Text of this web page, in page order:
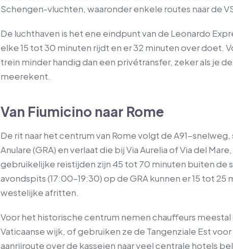
Schengen-vluchten, waaronder enkele routes naar de
De luchthaven is het ene eindpunt van de Leonardo
elke 15 tot 30 minuten rijdt en er 32 minuten over doet.
trein minder handig dan een privétransfer, zeker als je
meerekent.
Van Fiumicino naar Rome
De rit naar het centrum van Rome volgt de A91-
Anulare (GRA) en verlaat die bij Via Aurelia of Via del
gebruikelijke reistijden zijn 45 tot 70 minuten buiten de
avondspits (17:00–19:30) op de GRA kunnen er 15 tot
westelijke afritten.
Voor het historische centrum nemen chauffeurs meestal
Vaticaanse wijk, of gebruiken ze de Tangenziale Est
aanrijroute over de kasseien naar veel centrale hotels